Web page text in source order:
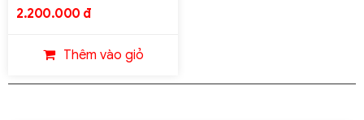
2.200.000 đ
Thêm vào giỏ